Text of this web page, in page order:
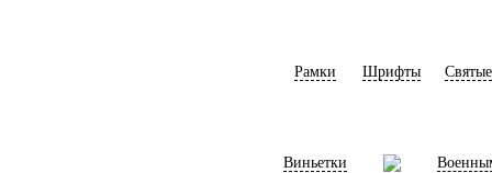
Рамки Шрифты Святые
Виньетки